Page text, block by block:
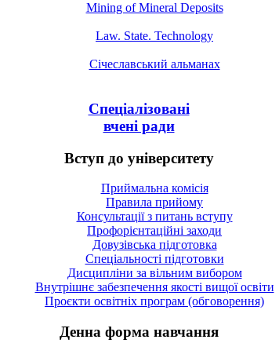
Mining of Mineral Deposits
Law. State. Technology
Січеславський альманах
Спеціалізовані
вчені ради
Вступ до університету
Приймальна комісія
Правила прийому
Консультації з питань вступу
Профорієнтаційні заходи
Довузівська підготовка
Спецiальностi підготовки
Дисципліни за вільним вибором
Внутрішнє забезпечення якості вищої освіти
Проєкти освітніх програм (обговорення)
Денна форма навчання